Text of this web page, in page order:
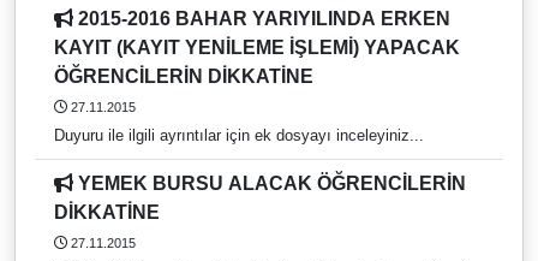
KAYIT (KAYIT YENİLEME İŞLEMİ) YAPACAK
ÖĞRENCİLERİN DİKKATİNE
27.11.2015
Duyuru ile ilgili ayrıntılar için ek dosyayı inceleyiniz...
DİKKATİNE
27.11.2015